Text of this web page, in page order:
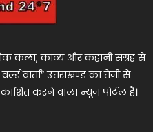
कला, काव्य और कहानी संग्रह से
वार्ता” उत्तराखण्ड का तेजी से
करने वाला न्यूज पोर्टल है।